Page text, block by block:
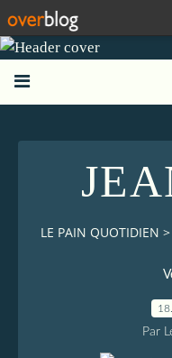
LE PAIN QUOTIDIEN >
Par